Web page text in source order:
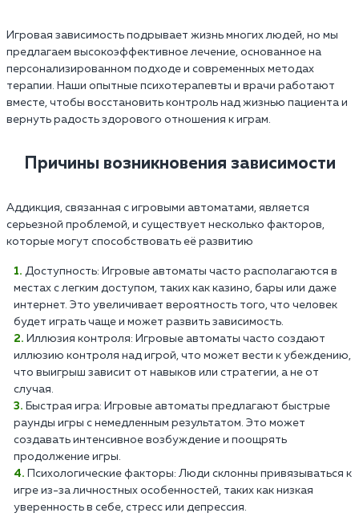
Игровая зависимость подрывает жизнь многих людей, но мы
предлагаем высокоэффективное лечение, основанное на
персонализированном подходе и современных методах
терапии. Наши опытные психотерапевты и врачи работают
вместе, чтобы восстановить контроль над жизнью пациента и
вернуть радость здорового отношения к играм.
Причины возникновения зависимости
Аддикция, связанная с игровыми автоматами, является
серьезной проблемой, и существует несколько факторов,
которые могут способствовать её развитию
Доступность: Игровые автоматы часто располагаются в
местах с легким доступом, таких как казино, бары или даже
интернет. Это увеличивает вероятность того, что человек
будет играть чаще и может развить зависимость.
Иллюзия контроля: Игровые автоматы часто создают
иллюзию контроля над игрой, что может вести к убеждению,
что выигрыш зависит от навыков или стратегии, а не от
случая.
Быстрая игра: Игровые автоматы предлагают быстрые
раунды игры с немедленным результатом. Это может
создавать интенсивное возбуждение и поощрять
продолжение игры.
Психологические факторы: Люди склонны привязываться к
игре из-за личностных особенностей, таких как низкая
уверенность в себе, стресс или депрессия.